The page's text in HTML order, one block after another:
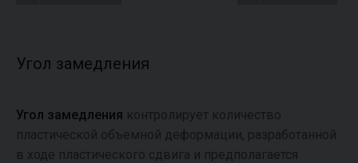
Угол замедления
Угол замедления контролирует количество
пластической объемной деформации, разработанной
в ходе пластического сдвига и предполагается